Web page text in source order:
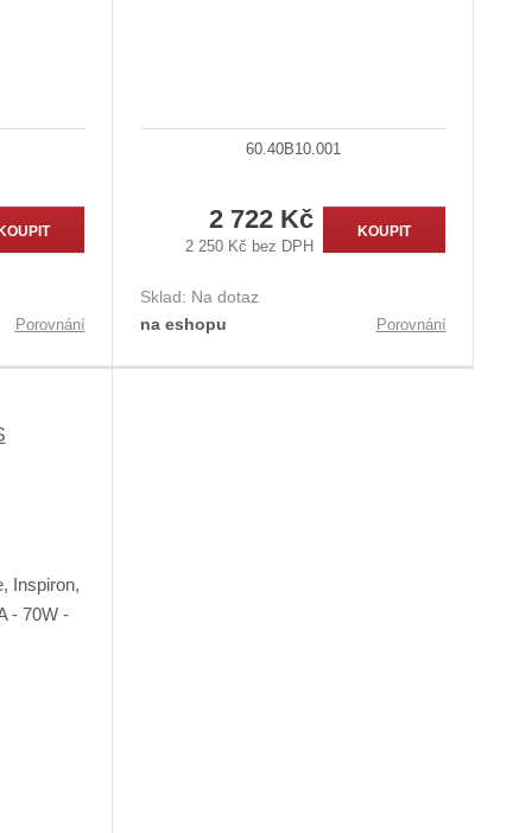
Porovnání
60.40B10.001
2 722 Kč
2 250 Kč bez DPH
KOUPIT
Sklad: Na dotaz
na eshopu
Porovnání